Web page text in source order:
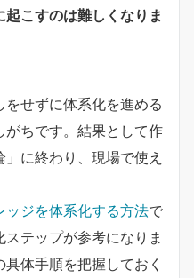
こすのは難しくなりま
せずに体系化を進める
がちです。結果として作
に終わり、現場で使え
ッジを体系化する方法で
テップが参考になりま
体手順を把握しておく